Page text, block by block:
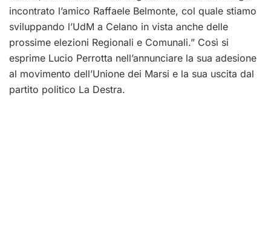
incontrato l’amico Raffaele Belmonte, col quale stiamo
sviluppando l’UdM a Celano in vista anche delle
prossime elezioni Regionali e Comunali.” Così si
esprime Lucio Perrotta nell’annunciare la sua adesione
al movimento dell’Unione dei Marsi e la sua uscita dal
partito politico La Destra.